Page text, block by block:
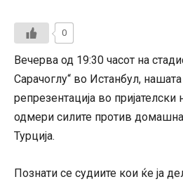
0
Вечерва од 19:30 часот на
Сарачоглу“ во Истанбул,
репрезентација во пријателски
одмери силите против
Турција.
Познати се судиите кои ќе ја